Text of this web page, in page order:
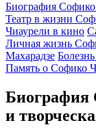
Биография Софико
Театр в жизни
Чиаурели в кино
Личная жизнь
Махарадзе
Память о Софико
Биография
и